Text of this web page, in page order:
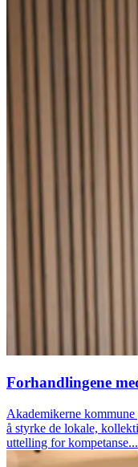
Forhandlingene
Akademikerne
å styrke de lokale,
uttelling for kompetanse...